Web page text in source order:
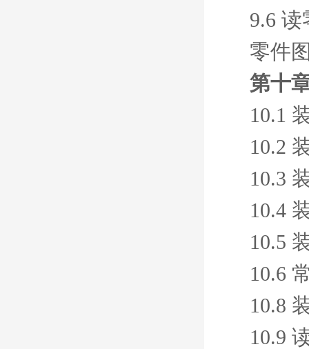
9.6
零件
第十
10.1
10.2
10.3
10.4
10.5
10.6
10.8
10.9